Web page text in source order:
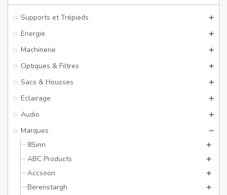
Supports et Trépieds
Energie
Machinerie
Optiques & Filtres
Sacs & Housses
Eclairage
Audio
Marques
8Sinn
ABC Products
Accsoon
Berenstargh